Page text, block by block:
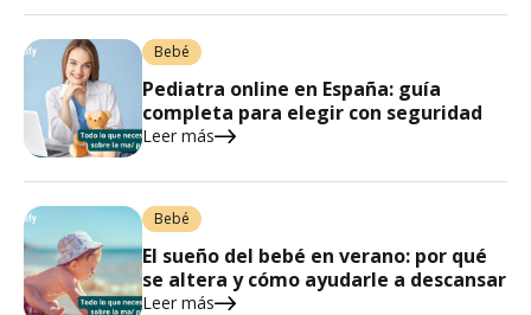
Bebé
Pediatra online en España: guía
completa para elegir con seguridad
Leer más
Bebé
El sueño del bebé en verano: por qué
se altera y cómo ayudarle a descansar
Leer más